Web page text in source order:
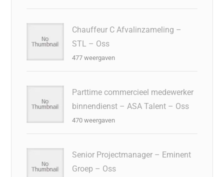
Chauffeur C Afvalinzameling –
STL – Oss
477 weergaven
Parttime commercieel medewerker
binnendienst – ASA Talent – Oss
470 weergaven
Senior Projectmanager – Eminent
Groep – Oss